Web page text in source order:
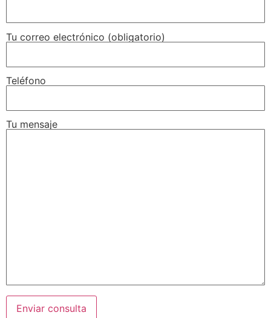
Tu correo electrónico (obligatorio)
Teléfono
Tu mensaje